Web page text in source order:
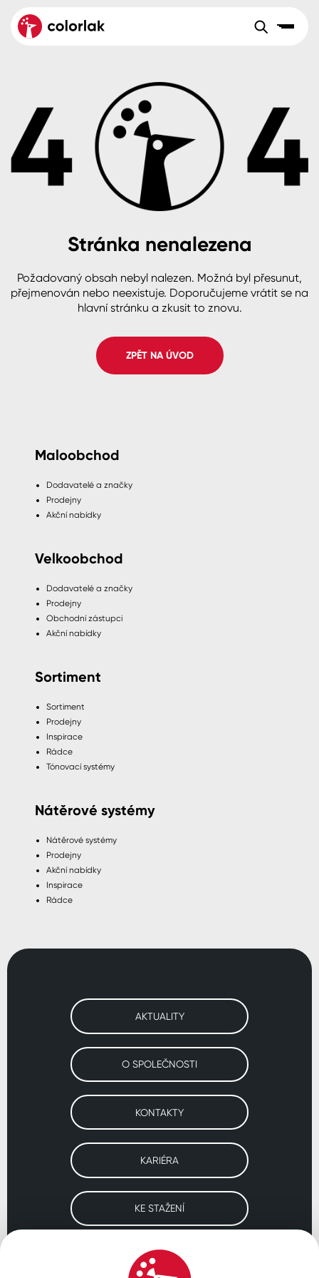
Velkoobchod Sortiment
Aktuality
Reference
O společnosti
B2B +420 800 145 555Po – Pá: 8:00–15:00
Česko
Slovensko Polsko Worldwide
Dřevo
Beton, asfalt, minerální podklady
Plast, sklo, keramika
Stěny
Fasády
Spreje
Colorlak Dekor
Colorlak Profi
Colorlak Pta
Stránka nenalezena
Požadovaný obsah nebyl nalezen. Možná byl přesunut,
přejmenován nebo neexistuje. Doporučujeme vrátit se na
hlavní stránku a zkusit to znovu.
ZPĚT NA ÚVOD
Maloobchod
Dodavatelé a značky
Prodejny
Akční nabídky
Velkoobchod
Dodavatelé a značky
Prodejny
Obchodní zástupci
Akční nabídky
Sortiment
Sortiment
Prodejny
Inspirace
Rádce
Tónovací systémy
Nátěrové systémy
Nátěrové systémy
Prodejny
Akční nabídky
Inspirace
Rádce
AKTUALITY
O SPOLEČNOSTI
KONTAKTY
KARIÉRA
KE STAŽENÍ
Navštivte naše pobočky